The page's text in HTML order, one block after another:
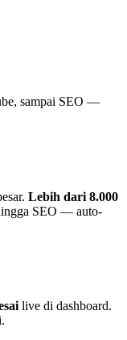
sampai SEO —
Lebih dari 8.000
SEO — auto-
live di dashboard.